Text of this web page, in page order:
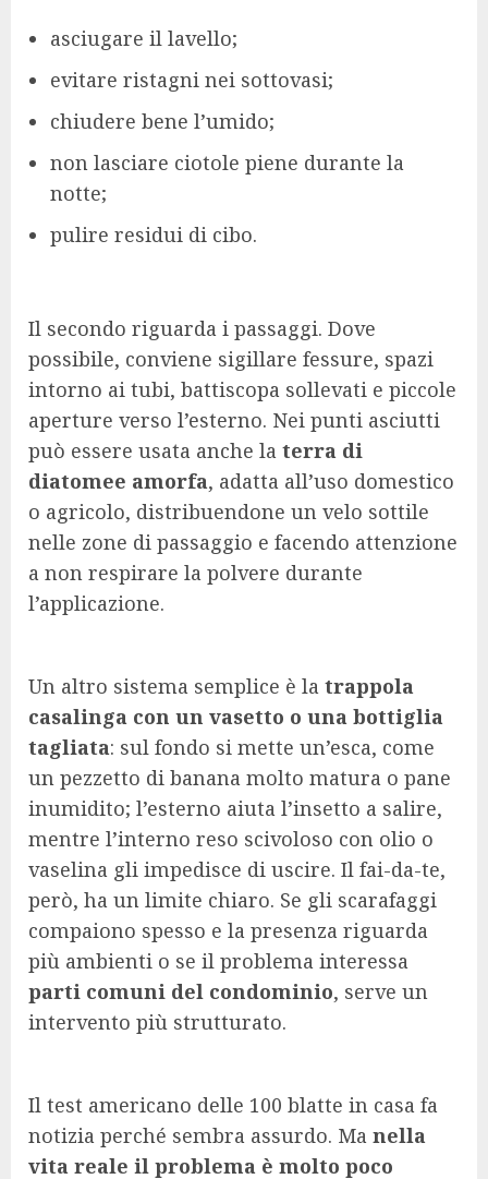
asciugare il lavello;
evitare ristagni nei sottovasi;
chiudere bene l’umido;
non lasciare ciotole piene durante la
notte;
pulire residui di cibo.
Il secondo riguarda i passaggi. Dove
possibile, conviene sigillare fessure, spazi
intorno ai tubi, battiscopa sollevati e piccole
aperture verso l’esterno. Nei punti asciutti
può essere usata anche la terra di
diatomee amorfa, adatta all’uso domestico
o agricolo, distribuendone un velo sottile
nelle zone di passaggio e facendo attenzione
a non respirare la polvere durante
l’applicazione.
Un altro sistema semplice è la trappola
casalinga con un vasetto o una bottiglia
tagliata: sul fondo si mette un’esca, come
un pezzetto di banana molto matura o pane
inumidito; l’esterno aiuta l’insetto a salire,
mentre l’interno reso scivoloso con olio o
vaselina gli impedisce di uscire. Il fai-da-te,
però, ha un limite chiaro. Se gli scarafaggi
compaiono spesso e la presenza riguarda
più ambienti o se il problema interessa
parti comuni del condominio, serve un
intervento più strutturato.
Il test americano delle 100 blatte in casa fa
notizia perché sembra assurdo. Ma nella
vita reale il problema è molto poco